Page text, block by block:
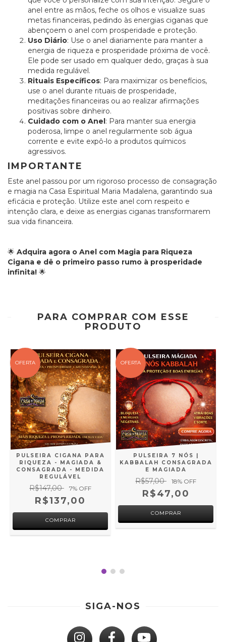
anel entre as mãos, feche os olhos e visualize suas
metas financeiras, pedindo às energias ciganas que
abençoem o anel com prosperidade e proteção.
Uso Diário: Use o anel diariamente para manter a
energia de riqueza e prosperidade próxima de você.
Ele pode ser usado em qualquer dedo, graças à sua
medida regulável.
Rituais Específicos: Para maximizar os benefícios,
use o anel durante rituais de prosperidade,
meditações financeiras ou ao realizar afirmações
positivas sobre dinheiro.
Cuidado com o Anel: Para manter sua energia
poderosa, limpe o anel regularmente sob água
corrente e evite expô-lo a produtos químicos
agressivos.
IMPORTANTE
Este anel passou por um rigoroso processo de consagração
e magia na Casa Espiritual Maria Madalena, garantindo sua
eficácia e proteção. Utilize este anel com respeito e
intenção clara, e deixe as energias ciganas transformarem
sua vida financeira.
🌟 Adquira agora o Anel com Magia para Riqueza
Cigana e dê o primeiro passo rumo à prosperidade
infinita! 🌟
PARA COMPRAR COM ESSE
PRODUTO
OFERTA
PULSEIRA CIGANA PARA
RIQUEZA - MAGIADA &
CONSAGRADA - MEDIDA
REGULÁVEL
R$147,00 7% OFF
R$137,00
OFERTA
PULSEIRA 7 NÓS |
KABBALAH CONSAGRADA
E MAGIADA
R$57,00 18% OFF
R$47,00
SIGA-NOS